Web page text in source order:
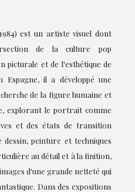
est un artiste visuel dont
de la culture pop
picturale et de l'esthétique de
Espagne, il a développé une
de la figure humaine et
explorant le portrait comme
et des états de transition
peinture et techniques
au détail et à la finition,
d'une grande netteté qui
Dans des expositions